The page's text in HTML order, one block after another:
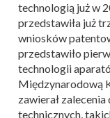
technologią już w
przedstawiła już
wniosków
przedstawiło
technologii
Międzynarodową
zawierał
technicznych,